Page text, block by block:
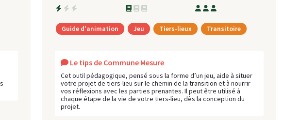
Guide d'animation Jeu Tiers-lieux Transitoire
Le tips de Commune Mesure
Cet outil pédagogique, pensé sous la forme d’un jeu, aide à situer
votre projet de tiers-lieu sur le chemin de la transition et à nourrir
vos réflexions avec les parties prenantes. Il peut être utilisé à
chaque étape de la vie de votre tiers-lieu, dès la conception du
projet.